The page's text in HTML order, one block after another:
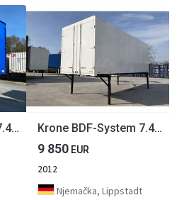
Krone BDF-System 7.450 mm lang, LACK NEU, Premium plus! Krone BDF-System 7.450 mm, LACK NEU! Portaltüren NEU
9 850 EUR
2012
Njemačka, Lippstadt